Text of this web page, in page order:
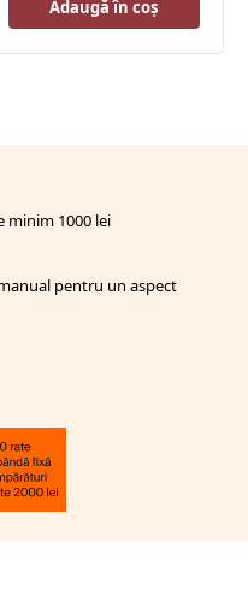
Adaugă în coș
minim 1000 lei
pentru un aspect